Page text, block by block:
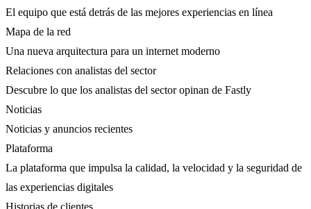
El equipo que está detrás de las mejores experiencias en línea
Mapa de la red
Una nueva arquitectura para un internet moderno
Relaciones con analistas del sector
Descubre lo que los analistas del sector opinan de Fastly
Noticias
Noticias y anuncios recientes
Plataforma
La plataforma que impulsa la calidad, la velocidad y la seguridad de
las experiencias digitales